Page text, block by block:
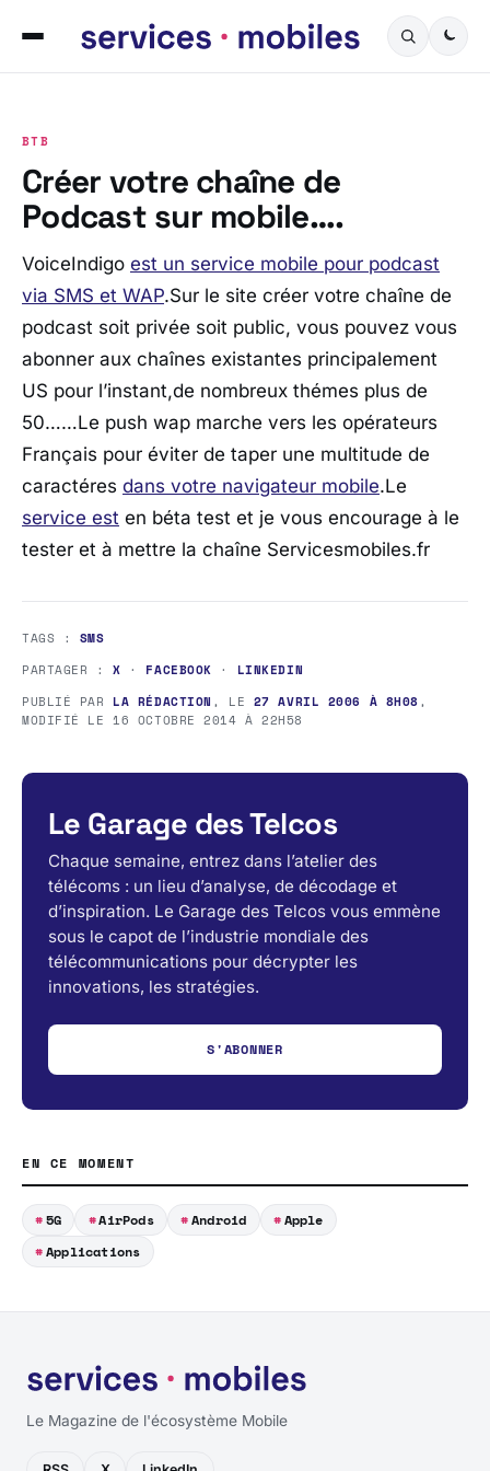
BTB
Créer votre chaîne de
Podcast sur mobile….
VoiceIndigo est un service mobile pour podcast
via SMS et WAP.Sur le site créer votre chaîne de
podcast soit privée soit public, vous pouvez vous
abonner aux chaînes existantes principalement
US pour l’instant,de nombreux thémes plus de
50……Le push wap marche vers les opérateurs
Français pour éviter de taper une multitude de
caractéres dans votre navigateur mobile.Le
service est en béta test et je vous encourage à le
tester et à mettre la chaîne Servicesmobiles.fr
TAGS : SMS
PARTAGER :X · FACEBOOK · LINKEDIN
PUBLIÉ PAR LA RÉDACTION , LE 27 AVRIL 2006 À 8H08,
MODIFIÉ LE16 OCTOBRE 2014 À 22H58
Le Garage des Telcos
Chaque semaine, entrez dans l’atelier des
télécoms : un lieu d’analyse, de décodage et
d’inspiration. Le Garage des Telcos vous emmène
sous le capot de l’industrie mondiale des
télécommunications pour décrypter les
innovations, les stratégies.
S'ABONNER
EN CE MOMENT
5G AirPods Android
Apple
Applications
Le Magazine de l'écosystème Mobile